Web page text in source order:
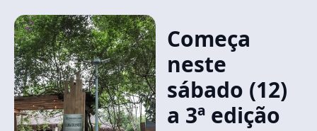
Começa
neste
sábado (12)
a 3ª edição